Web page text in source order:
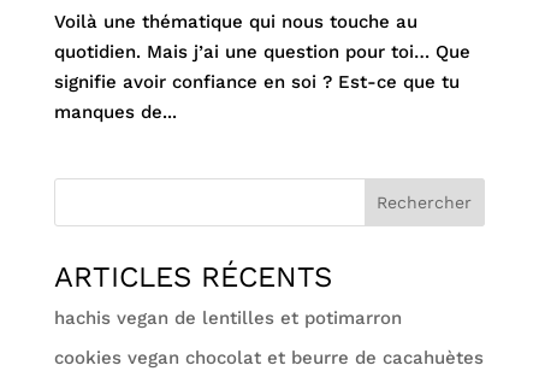
Voilà une thématique qui nous touche au
quotidien. Mais j’ai une question pour toi… Que
signifie avoir confiance en soi ? Est-ce que tu
manques de...
ARTICLES RÉCENTS
hachis vegan de lentilles et potimarron
cookies vegan chocolat et beurre de cacahuètes